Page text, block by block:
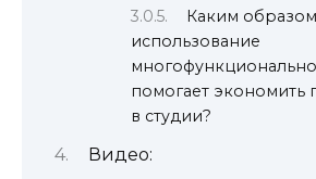
Каким образом
использование
помогает экономить
в студии?
Видео: